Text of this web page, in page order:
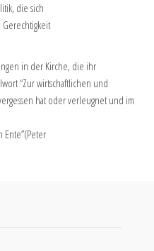
die sich
in der Kirche, die ihr
“Zur wirtschaftlichen und
hat oder verleugnet und im